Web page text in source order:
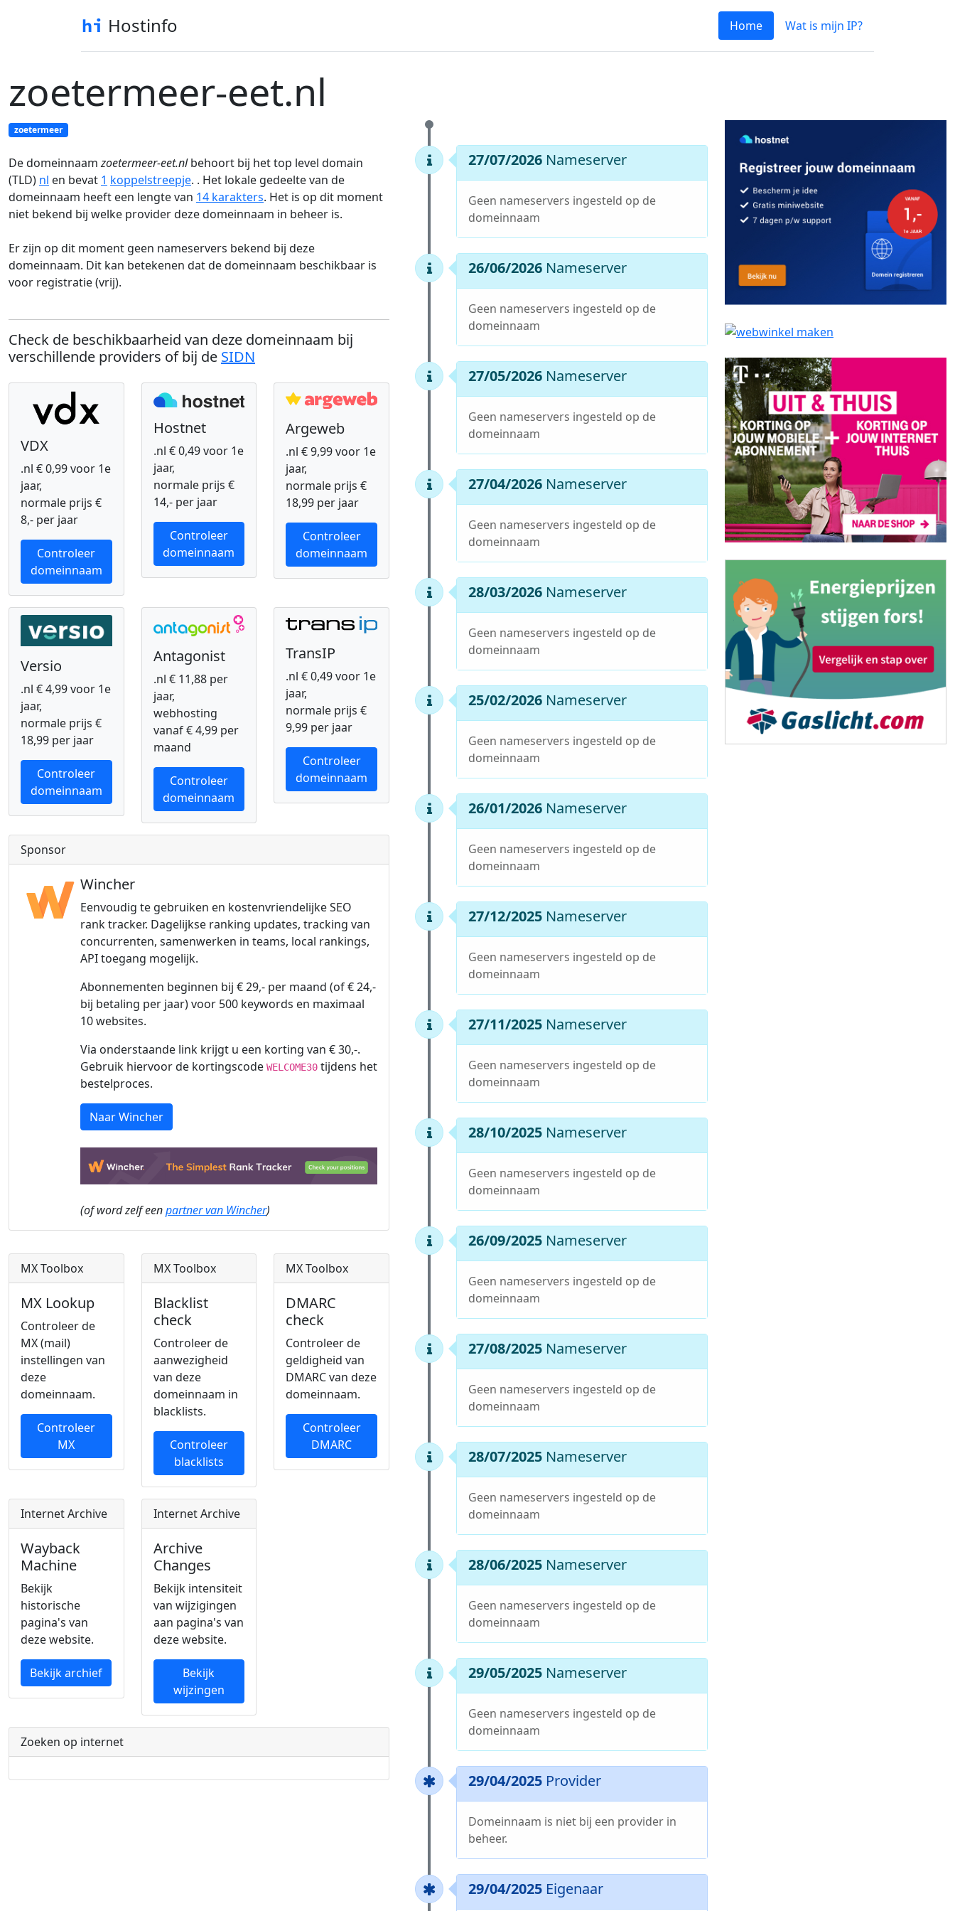
Hostinfo Home Wat is mijn IP?
zoetermeer-eet.nl
zoetermeer
De domeinnaamzoetermeer-eet.nlbehoort bij het top level domain
(TLD) nl en bevat 1 koppelstreepje. . Het lokale gedeelte van de
domeinnaam heeft een lengte van 14 karakters. Het is op dit moment
niet bekend bij welke provider deze domeinnaam in beheer is.
Er zijn op dit moment geen nameservers bekend bij deze
domeinnaam. Dit kan betekenen dat de domeinnaam beschikbaar is
voor registratie (vrij).
Check de beschikbaarheid van deze domeinnaam bij
verschillende providers of bij de SIDN
VDX
.nl € 0,99 voor 1e
jaar,
normale prijs €
8,- per jaar
Controleer
domeinnaam
Hostnet
.nl € 0,49 voor 1e
jaar,
normale prijs €
14,- per jaar
Controleer
domeinnaam
Argeweb
.nl € 9,99 voor 1e
jaar,
normale prijs €
18,99 per jaar
Controleer
domeinnaam
Versio
.nl € 4,99 voor 1e
jaar,
normale prijs €
18,99 per jaar
Controleer
domeinnaam
Antagonist
.nl € 11,88 per
jaar,
webhosting
vanaf € 4,99 per
maand
Controleer
domeinnaam
TransIP
.nl € 0,49 voor 1e
jaar,
normale prijs €
9,99 per jaar
Controleer
domeinnaam
Sponsor
Wincher
Eenvoudig te gebruiken en kostenvriendelijke SEO
rank tracker. Dagelijkse ranking updates, tracking van
concurrenten, samenwerken in teams, local rankings,
API toegang mogelijk.
Abonnementen beginnen bij € 29,- per maand (of € 24,-
bij betaling per jaar) voor 500 keywords en maximaal
10 websites.
Via onderstaande link krijgt u een korting van € 30,-.
Gebruik hiervoor de kortingscode WELCOME30tijdens het
bestelproces.
Naar Wincher
(of word zelf eenpartner van Wincher)
MX Toolbox
MX Lookup
Controleer de
MX (mail)
instellingen van
deze
domeinnaam.
Controleer
MX
MX Toolbox
Blacklist
check
Controleer de
aanwezigheid
van deze
domeinnaam in
blacklists.
Controleer
blacklists
MX Toolbox
DMARC
check
Controleer de
geldigheid van
DMARC van deze
domeinnaam.
Controleer
DMARC
Internet Archive
Wayback
Machine
Bekijk
historische
pagina's van
deze website.
Bekijk archief
Internet Archive
Archive
Changes
Bekijk intensiteit
van wijzigingen
aan pagina's van
deze website.
Bekijk
wijzingen
Zoeken op internet
27/07/2026 Nameserver
Geen nameservers ingesteld op de
domeinnaam
26/06/2026 Nameserver
Geen nameservers ingesteld op de
domeinnaam
27/05/2026 Nameserver
Geen nameservers ingesteld op de
domeinnaam
27/04/2026 Nameserver
Geen nameservers ingesteld op de
domeinnaam
28/03/2026 Nameserver
Geen nameservers ingesteld op de
domeinnaam
25/02/2026 Nameserver
Geen nameservers ingesteld op de
domeinnaam
26/01/2026 Nameserver
Geen nameservers ingesteld op de
domeinnaam
27/12/2025 Nameserver
Geen nameservers ingesteld op de
domeinnaam
27/11/2025 Nameserver
Geen nameservers ingesteld op de
domeinnaam
28/10/2025 Nameserver
Geen nameservers ingesteld op de
domeinnaam
26/09/2025 Nameserver
Geen nameservers ingesteld op de
domeinnaam
27/08/2025 Nameserver
Geen nameservers ingesteld op de
domeinnaam
28/07/2025 Nameserver
Geen nameservers ingesteld op de
domeinnaam
28/06/2025 Nameserver
Geen nameservers ingesteld op de
domeinnaam
29/05/2025 Nameserver
Geen nameservers ingesteld op de
domeinnaam
29/04/2025 Provider
Domeinnaam is niet bij een provider in
beheer.
29/04/2025 Eigenaar